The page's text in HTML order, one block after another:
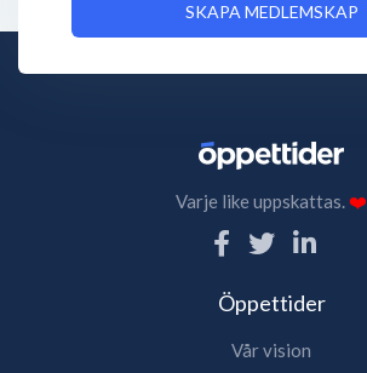
SKAPA MEDLEMSKAP
Varje like uppskattas.❤️
Öppettider
Vår vision